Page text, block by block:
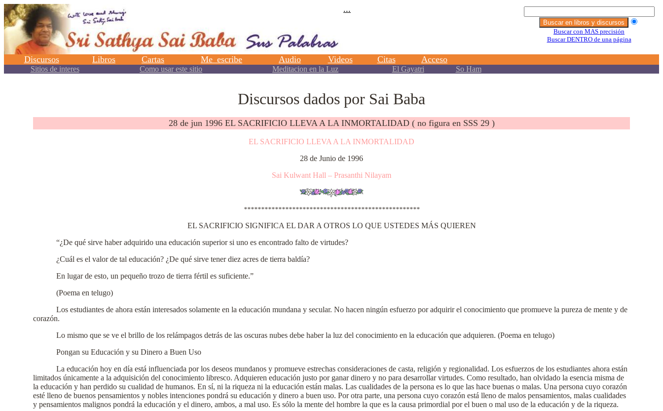
.
Discursos dados por Sai Baba
28 de jun 1996 EL SACRIFICIO LLEVA A LA INMORTALIDAD ( no figura en SSS 29 )
EL SACRIFICIO LLEVA A LA INMORTALIDAD
28 de Junio de 1996
Sai Kulwant Hall – Prasanthi Nilayam
***************************************************
EL SACRIFICIO SIGNIFICA EL DAR A OTROS LO QUE USTEDES MÁS QUIEREN
“¿De qué sirve haber adquirido una educación superior si uno es encontrado falto de virtudes?
¿Cuál es el valor de tal educación? ¿De qué sirve tener diez acres de tierra baldía?
En lugar de esto, un pequeño trozo de tierra fértil es suficiente.”
(Poema en telugo)
Los estudiantes de ahora están interesados solamente en la educación mundana y secular. No hacen ningún esfuerzo por adquirir el conocimiento que promueve la pureza de mente y de
corazón.
Lo mismo que se ve el brillo de los relámpagos detrás de las oscuras nubes debe haber la luz del conocimiento en la educación que adquieren. (Poema en telugo)
Pongan su Educación y su Dinero a Buen Uso
La educación hoy en día está influenciada por los deseos mundanos y promueve estrechas consideraciones de casta, religión y regionalidad. Los esfuerzos de los estudiantes ahora están
limitados únicamente a la adquisición del conocimiento libresco. Adquieren educación justo por ganar dinero y no para desarrollar virtudes. Como resultado, han olvidado la esencia misma de
la educación y han perdido su cualidad de humanos. En sí, ni la riqueza ni la educación están malas. Las cualidades de la persona es lo que las hace buenas o malas. Una persona cuyo corazón
esté lleno de buenos pensamientos y nobles intenciones pondrá su educación y dinero a buen uso. Por otra parte, una persona cuyo corazón está lleno de malos pensamientos, malas cualidades
y pensamientos malignos pondrá la educación y el dinero, ambos, a mal uso. Es sólo la mente del hombre la que es la causa primordial por el buen o mal uso de la educación y de la riqueza.